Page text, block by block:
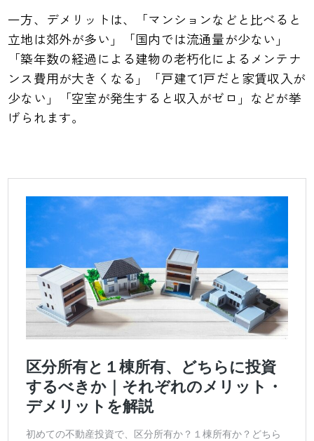
一方、デメリットは、「マンションなどと比べると
立地は郊外が多い」「国内では流通量が少ない」
「築年数の経過による建物の老朽化によるメンテナ
ンス費用が大きくなる」「戸建て1戸だと家賃収入が
少ない」「空室が発生すると収入がゼロ」などが挙
げられます。